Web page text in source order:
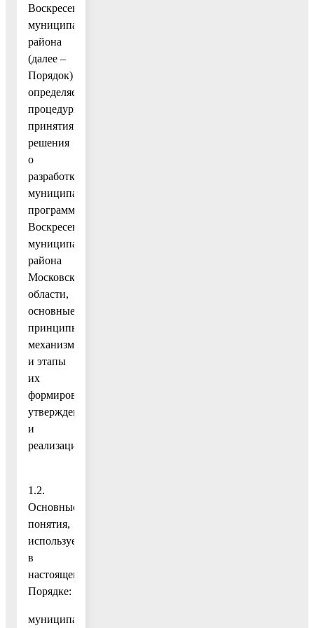
Воскресенского
муниципального
района
(далее –
Порядок)
определяет
процедуры
принятия
решения
о
разработке
муниципальных
программ
Воскресенского
муниципального
района
Московской
области,
основные
принципы,
механизмы
и этапы
их
формирования,
утверждения
и
реализации.
1.2.
Основные
понятия,
используемые
в
настоящем
Порядке:
муниципальная